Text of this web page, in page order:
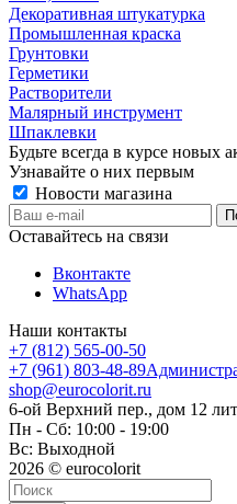
Декоративная штукатурка
Промышленная краска
Грунтовки
Герметики
Растворители
Малярный инструмент
Шпаклевки
Будьте всегда в курсе новых
Узнавайте о них первым
Новости магазина
Оставайтесь на связи
Вконтакте
WhatsApp
Наши контакты
+7 (812) 565-00-50
+7 (961) 803-48-89
shop@eurocolorit.ru
6-ой Верхний пер., дом 12
Пн - Сб: 10:00 - 19:00
Вс: Выходной
2026 © eurocolorit